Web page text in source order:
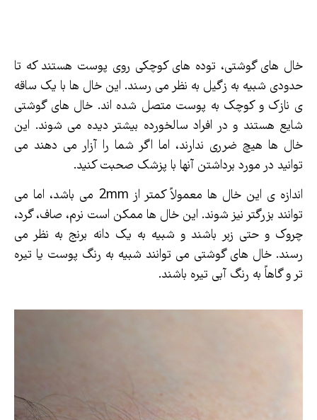
خال های گوشتی، توده های کوچکی روی پوست هستند که تا
حدودی شبیه به زگیل به نظر می رسند. این خال ها با یک ساقه
ی نازک و کوچک به پوست متصل شده اند. خال های گوشتی
شایع هستند و در افراد سالخورده بیشتر دیده می شوند. این
خال ها هیچ ضرری ندارند، اما اگر شما را آزار می دهند می
توانید در مورد برداشتن آنها با پزشک صحبت کنید.
اندازه ی این خال ها معمولاً کمتر از 2mm می باشد، اما می
توانند بزرگتر نیز شوند. این خال ها ممکن است نرم، صاف، گرد،
چروک و حتی زبر باشند و شبیه به یک دانه برنج به نظر می
رسند. خال های گوشتی می توانند شبیه به رنگ پوست یا تیره
تر و گاهاً به رنگ آبی تیره باشند.